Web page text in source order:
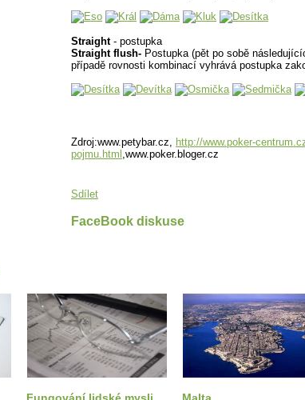
Straight- postupka
Straight flush- Postupka (pět po sobě
případě rovnosti kombinací vyhrává postupka
Zdroj:www.petybar.cz, http://www.poker-
pojmu.html ,www.poker.bloger.cz
Sdílet
FaceBook diskuse
Fungování lidské mysli Malta